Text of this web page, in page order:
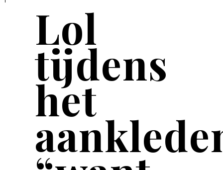
Lol
tijdens
het